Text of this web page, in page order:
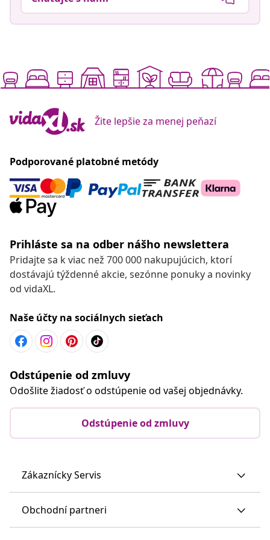
Žite lepšie za menej peňazí
Podporované platobné metódy
Prihláste sa na odber nášho newslettera
Pridajte sa k viac než 700 000 nakupujúcich, ktorí
dostávajú týždenné akcie, sezónne ponuky a novinky
od vidaXL.
Naše účty na sociálnych sieťach
Odstúpenie od zmluvy
Odošlite žiadosť o odstúpenie od vašej objednávky.
Odstúpenie od zmluvy
Zákaznícky Servis
Obchodní partneri